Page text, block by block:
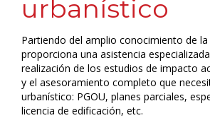
urbanístico
Partiendo del amplio conocimiento de
proporciona una asistencia
realización de los estudios de impacto
y el asesoramiento completo que
urbanístico: PGOU, planes parciales,
licencia de edificación, etc.